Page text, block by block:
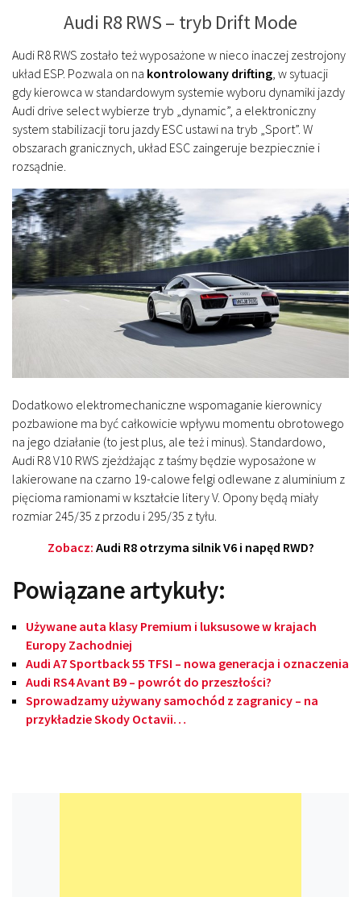
Audi R8 RWS – tryb Drift Mode
Audi R8 RWS zostało też wyposażone w nieco inaczej zestrojony
układ ESP. Pozwala on na kontrolowany drifting, w sytuacji
gdy kierowca w standardowym systemie wyboru dynamiki jazdy
Audi drive select wybierze tryb „dynamic”, a elektroniczny
system stabilizacji toru jazdy ESC ustawi na tryb „Sport”. W
obszarach granicznych, układ ESC zaingeruje bezpiecznie i
rozsądnie.
Dodatkowo elektromechaniczne wspomaganie kierownicy
pozbawione ma być całkowicie wpływu momentu obrotowego
na jego działanie (to jest plus, ale też i minus). Standardowo,
Audi R8 V10 RWS zjeżdżając z taśmy będzie wyposażone w
lakierowane na czarno 19-calowe felgi odlewane z aluminium z
pięcioma ramionami w kształcie litery V. Opony będą miały
rozmiar 245/35 z przodu i 295/35 z tyłu.
Zobacz: Audi R8 otrzyma silnik V6 i napęd RWD?
Powiązane artykuły:
Używane auta klasy Premium i luksusowe w krajach
Europy Zachodniej
Audi A7 Sportback 55 TFSI – nowa generacja i oznaczenia
Audi RS4 Avant B9 – powrót do przeszłości?
Sprowadzamy używany samochód z zagranicy – na
przykładzie Skody Octavii…